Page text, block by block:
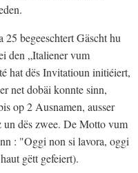
begeeschtert Gäscht hu
den „Italiener vum
hat dës Invitatioun initiéiert,
net dobäi konnte sinn,
op 2 Ausnamen, ausser
dës zwee. De Motto vum
: "Oggi non si lavora, oggi
gëtt gefeiert).